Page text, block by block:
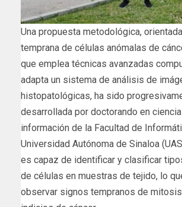
Una propuesta metodológica,
temprana de células anómalas de
que emplea técnicas avanzadas
adapta un sistema de análisis de
histopatológicas, ha sido
desarrollada por doctorando en
información de la Facultad de
Universidad Autónoma de Sinaloa
es capaz de identificar y clasificar
de células en muestras de tejido, lo
observar signos tempranos de